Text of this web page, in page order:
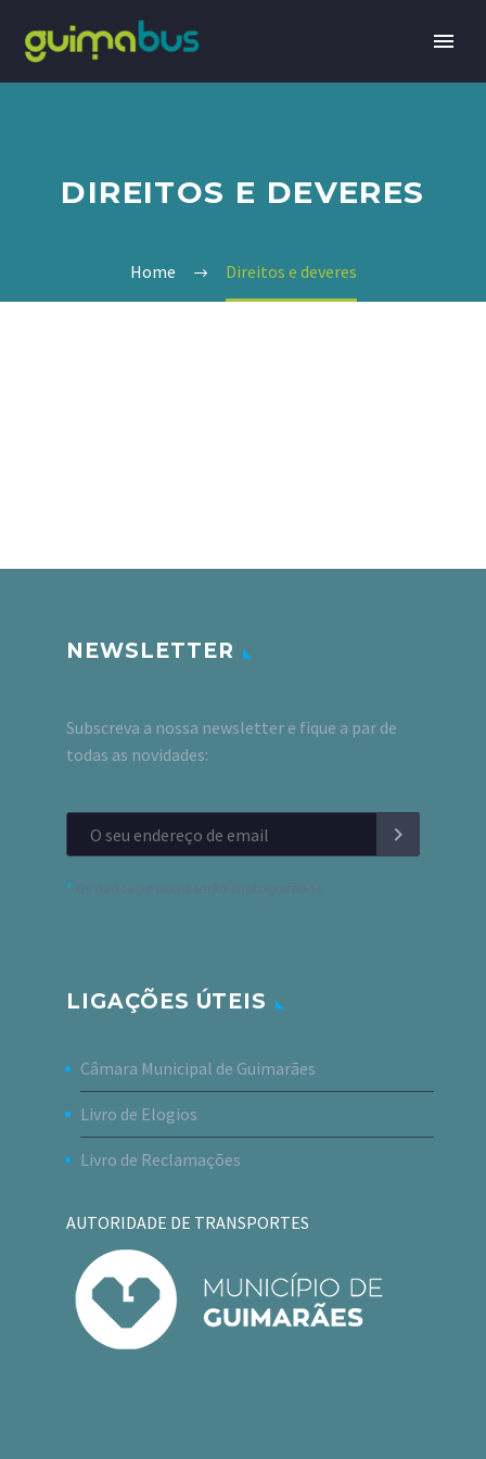
DIREITOS E DEVERES
Home Direitos e deveres
NEWSLETTER
Subscreva a nossa newsletter e fique a par de
todas as novidades:
*
LIGAÇÕES ÚTEIS
Câmara Municipal de Guimarães
Livro de Elogios
Livro de Reclamações
AUTORIDADE DE TRANSPORTES